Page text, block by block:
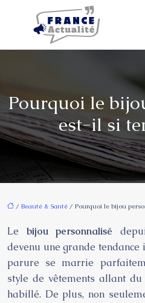
Pourquoi le
est-il si
/ Beauté & Santé / Pourquoi le bijou
Le bijou personnalisé
devenu une grande tendance
parure se marrie
style de vêtements allant du
habillé. De plus, non